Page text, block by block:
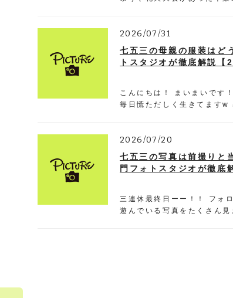
2026/07/31
七五三の母親の服装はど
トスタジオが徹底解説【
こんにちは！ まいまいです
毎日慌ただしく生きてます
2026/07/20
七五三の写真は前撮りと
門フォトスタジオが徹底
三連休最終日ーー！！ フォ
遊んでいる写真をたくさん